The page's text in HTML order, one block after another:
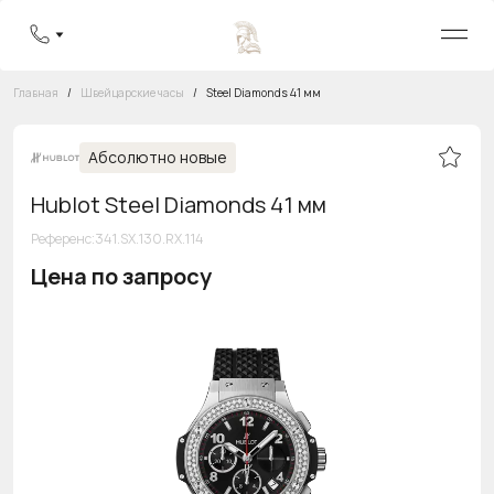
Бесплатная горячая линия8 800 555-95-99
Главная / Швейцарские часы / Steel Diamonds 41 мм
Абсолютно новые
Hublot Steel Diamonds 41 мм
Референс:341.SX.130.RX.114
Цена по запросу